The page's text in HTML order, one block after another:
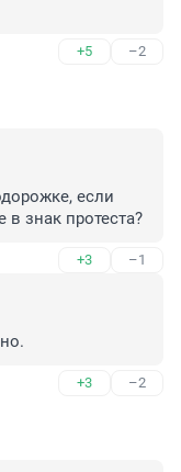
+5 –2
если
в знак протеста?
+3 –1
+3 –2